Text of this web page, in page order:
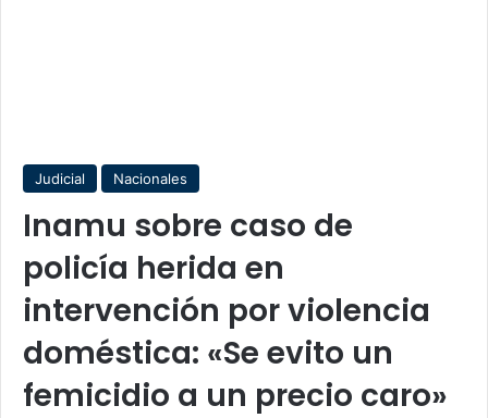
Judicial Nacionales
Inamu sobre caso de
policía herida en
intervención por violencia
doméstica: «Se evito un
femicidio a un precio caro»